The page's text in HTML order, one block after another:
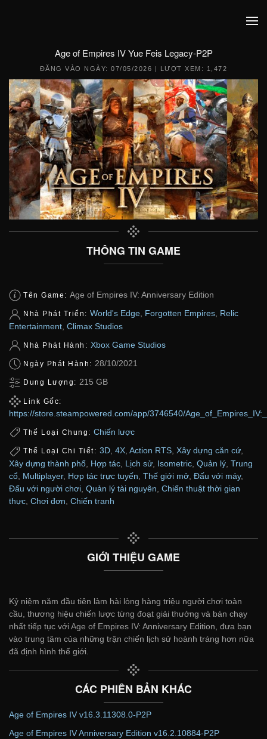
Age of Empires IV Yue Feis Legacy-P2P
ĐĂNG VÀO NGÀY:07/05/2026 | LƯỢT XEM: 1,472
THÔNG TIN GAME
Tên Game: Age of Empires IV: Anniversary Edition
Nhà Phát Triển: World's Edge, Forgotten Empires, Relic
Entertainment Climax Studios
Nhà Phát Hành: Xbox Game Studios
Ngày Phát Hành: 28/10/2021
Dung Lượng: 215 GB
Link Gốc:
https://store.steampowered.com/app/3746540/
Thể Loại Chung: Chiến lược
Thể Loại Chi Tiết: 3D, 4X, Action RTS, Xây dựng căn cứ,
Xây dựng thành phố Hợp tác Lịch sử Isometric Quản lý Trung
cổ Multiplayer, Hợp tác trực tuyến Thế giới mở Đấu với máy,
Đấu với người chơi Quản lý tài nguyên Chiến thuật thời gian
thực Chơi đơn Chiến tranh
GIỚI THIỆU GAME
Kỷ niệm năm đầu tiên làm hài lòng hàng triệu người chơi toàn
cầu, thương hiệu chiến lược từng đoạt giải thưởng và bán chạy
nhất tiếp tục với Age of Empires IV: Anniversary Edition, đưa bạn
vào trung tâm của những trận chiến lịch sử hoành tráng hơn nữa
đã định hình thế giới.
CÁC PHIÊN BẢN KHÁC
Age of Empires IV v16.3.11308.0-P2P
Age of Empires IV Anniversary Edition v16.2.10884-P2P